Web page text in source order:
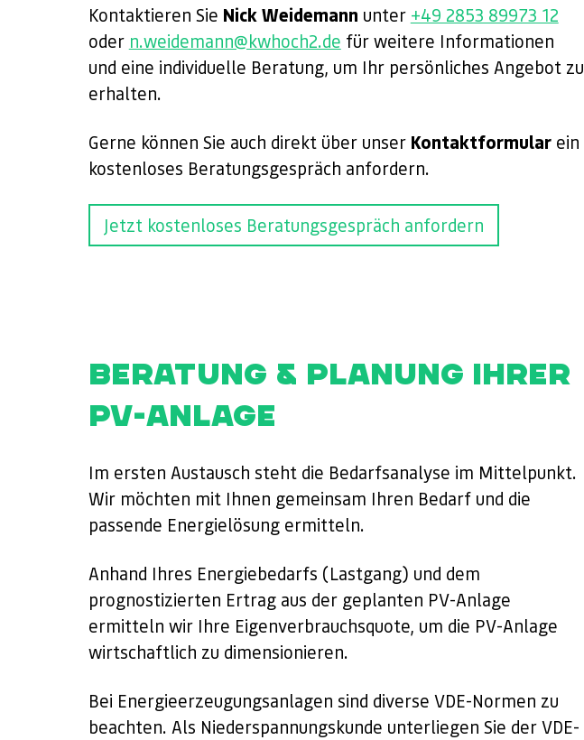
Kontaktieren Sie Nick Weidemann unter +49 2853 89973 12
oder n.weidemann@kwhoch2.de für weitere Informationen
und eine individuelle Beratung, um Ihr persönliches Angebot zu
erhalten.
Gerne können Sie auch direkt über unser Kontaktformularein
kostenloses Beratungsgespräch anfordern.
Jetzt kostenloses Beratungsgespräch anfordern
BERATUNG & PLANUNG IHRER
PV-ANLAGE
Im ersten Austausch steht die Bedarfsanalyse im Mittelpunkt.
Wir möchten mit Ihnen gemeinsam Ihren Bedarf und die
passende Energielösung ermitteln.
Anhand Ihres Energiebedarfs (Lastgang) und dem
prognostizierten Ertrag aus der geplanten PV-Anlage
ermitteln wir Ihre Eigenverbrauchsquote, um die PV-Anlage
wirtschaftlich zu dimensionieren.
Bei Energieerzeugungsanlagen sind diverse VDE-Normen zu
beachten. Als Niederspannungskunde unterliegen Sie der VDE-